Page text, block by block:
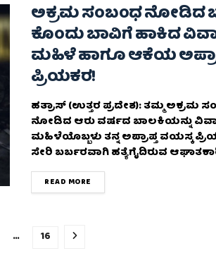
ಅಕ್ರಮ ಸಂಬಂಧ ನೋಡಿದ
ಕೊಂದು ಬಾವಿಗೆ ಹಾಕಿದ
ಮಹಿಳೆ ಹಾಗೂ ಆಕೆಯ
ಪ್ರಿಯಕರ!
ಹತ್ರಾಸ್ (ಉತ್ತರ ಪ್ರದೇಶ): ತಮ್ಮ ಅಕ್ರಮ
ನೋಡಿದ ಆರು ವರ್ಷದ ಬಾಲಕಿಯನ್ನು
ಮಹಿಳೆಯೊಬ್ಬಳು ತನ್ನ ಅಪ್ರಾಪ್ತ ವಯಸ್ಕ
ಸೇರಿ ಬರ್ಬರವಾಗಿ ಹತ್ಯೆಗೈದಿರುವ
READ MORE
… 16